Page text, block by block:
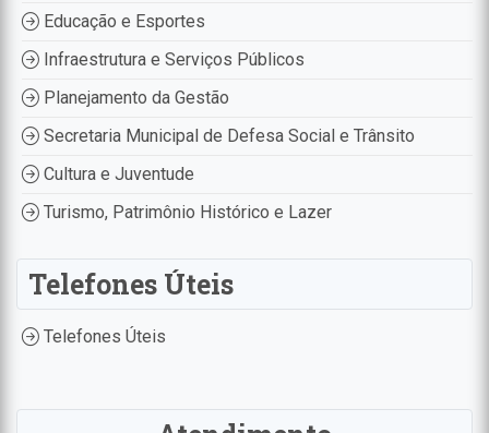
Educação e Esportes
Infraestrutura e Serviços Públicos
Planejamento da Gestão
Secretaria Municipal de Defesa Social e Trânsito
Cultura e Juventude
Turismo, Patrimônio Histórico e Lazer
Telefones Úteis
Telefones Úteis